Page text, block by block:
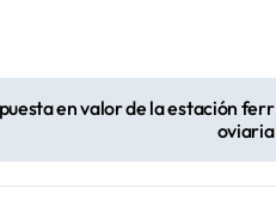
en valor de la estación ferr
oviaria